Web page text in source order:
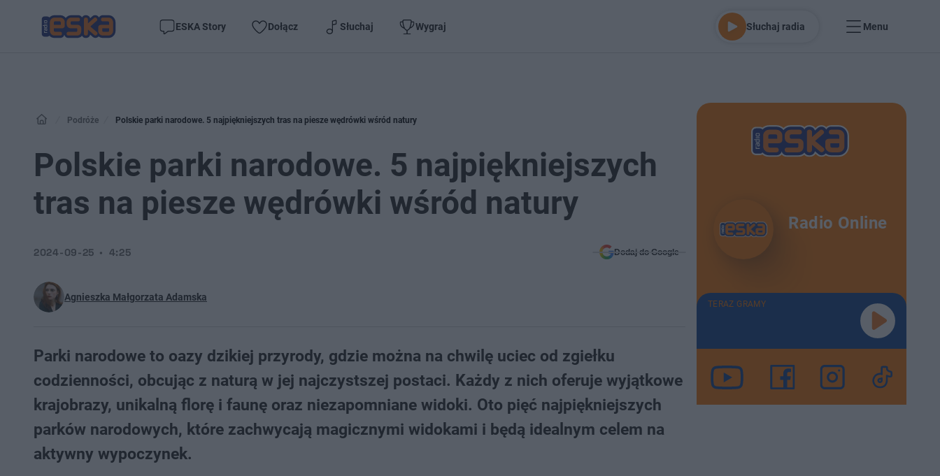
ESKA Story Dołącz Słuchaj Wygraj Słuchaj radia Menu
Podróże Polskie parki narodowe. 5 najpiękniejszych tras na piesze wędrówki wśród natury
Polskie parki narodowe. 5 najpiękniejszych
tras na piesze wędrówki wśród natury
Agnieszka Małgorzata Adamska
2024-09-25 4:25 Dodaj do Google
Parki narodowe to oazy dzikiej przyrody, gdzie można na chwilę uciec od zgiełku
codzienności, obcując z naturą w jej najczystszej postaci. Każdy z nich oferuje wyjątkowe
krajobrazy, unikalną florę i faunę oraz niezapomniane widoki. Oto pięć najpiękniejszych
parków narodowych, które zachwycają magicznymi widokami i będą idealnym celem na
aktywny wypoczynek.
Radio Online
TERAZ GRAMY